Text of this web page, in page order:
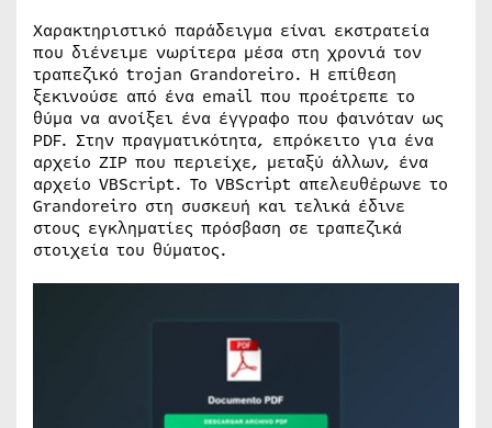
Χαρακτηριστικό παράδειγμα είναι εκστρατεία
που διένειμε νωρίτερα μέσα στη χρονιά τον
τραπεζικό trojan Grandoreiro. Η επίθεση
ξεκινούσε από ένα email που προέτρεπε το
θύμα να ανοίξει ένα έγγραφο που φαινόταν ως
PDF. Στην πραγματικότητα, επρόκειτο για ένα
αρχείο ZIP που περιείχε, μεταξύ άλλων, ένα
αρχείο VBScript. Το VBScript απελευθέρωνε το
Grandoreiro στη συσκευή και τελικά έδινε
στους εγκληματίες πρόσβαση σε τραπεζικά
στοιχεία του θύματος.